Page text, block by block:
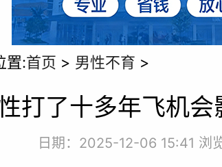
置:首页 > 男性不育 >
打了十多年飞机会
日期：2025-12-06 15:41 浏